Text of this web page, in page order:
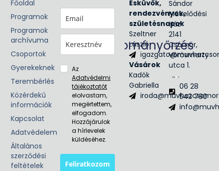
Sándor
Művelődési
Ház
2141
Csömör,
Vörösmarty
utca 1.
06 28
543 790
Esküvők,
rendezvények,
születésnapok
Szeltner
László
Vásárok
Kadók
Gabriella
egyesület
Hagyományőrzés
Néptánc
Az
Adatvédelmi
tájékoztatót
elolvastam,
megértettem,
elfogadom.
Hozzájárulok
a hírlevelek
küldéséhez.
Feliratkozom
Főoldal
Programok
Programok
archívuma
Csoportok
Gyerekeknek
Terembérlés
Közérdekű
információk
Kapcsolat
Adatvédelem
Általános
szerződési
feltételek